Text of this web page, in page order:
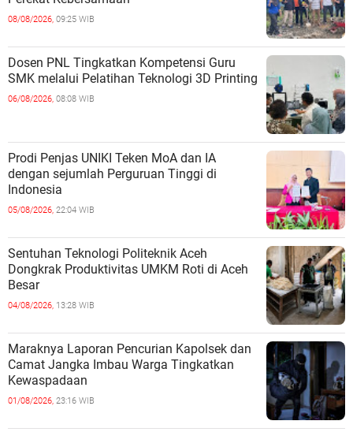
08/08/2026, 09:25 WIB
Dosen PNL Tingkatkan Kompetensi Guru
SMK melalui Pelatihan Teknologi 3D Printing
06/08/2026, 08:08 WIB
Prodi Penjas UNIKI Teken MoA dan IA
dengan sejumlah Perguruan Tinggi di
Indonesia
05/08/2026, 22:04 WIB
Sentuhan Teknologi Politeknik Aceh
Dongkrak Produktivitas UMKM Roti di Aceh
Besar
04/08/2026, 13:28 WIB
Maraknya Laporan Pencurian Kapolsek dan
Camat Jangka Imbau Warga Tingkatkan
Kewaspadaan
01/08/2026, 23:16 WIB